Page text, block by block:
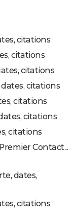
citations
citations
citations
citations
citations
citations
citations
Contact...
dates,
citations